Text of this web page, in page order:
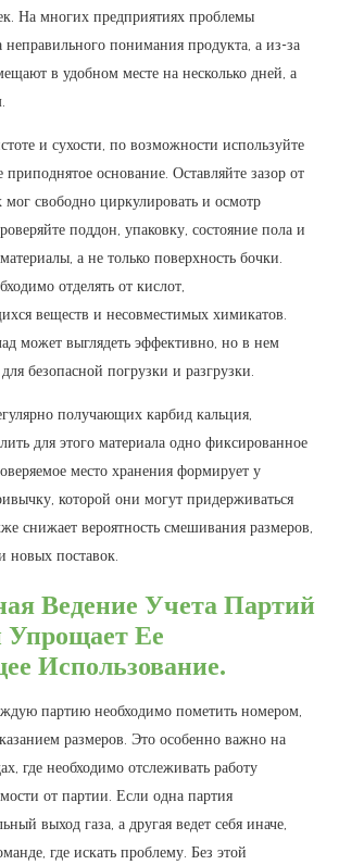
На многих предприятиях проблемы
неправильного понимания продукта, а из-за
в удобном месте на несколько дней, а
и сухости, по возможности используйте
основание. Оставляйте зазор от
мог свободно циркулировать и осмотр
поддон, упаковку, состояние пола и
а не только поверхность бочки.
отделять от кислот,
веществ и несовместимых химикатов.
может выглядеть эффективно, но в нем
безопасной погрузки и разгрузки.
получающих карбид кальция,
для этого материала одно фиксированное
место хранения формирует у
которой они могут придерживаться
снижает вероятность смешивания размеров,
новых поставок.
Ведение Учета Партий
Ее
Использование.
партию необходимо пометить номером,
размеров. Это особенно важно на
где необходимо отслеживать работу
от партии. Если одна партия
выход газа, а другая ведет себя иначе,
где искать проблему. Без этой